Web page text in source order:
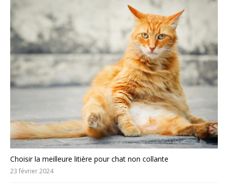
Choisir la meilleure litière pour chat non collante
23 février 2024